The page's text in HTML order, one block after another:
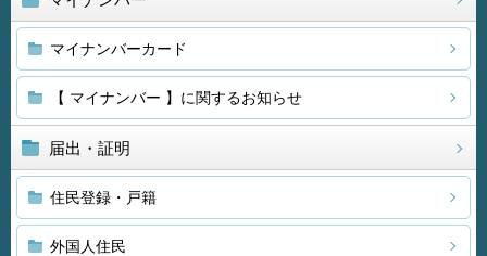
マイナンバーカード
【 マイナンバー 】に関するお知らせ
届出・証明
住民登録・戸籍
外国人住民